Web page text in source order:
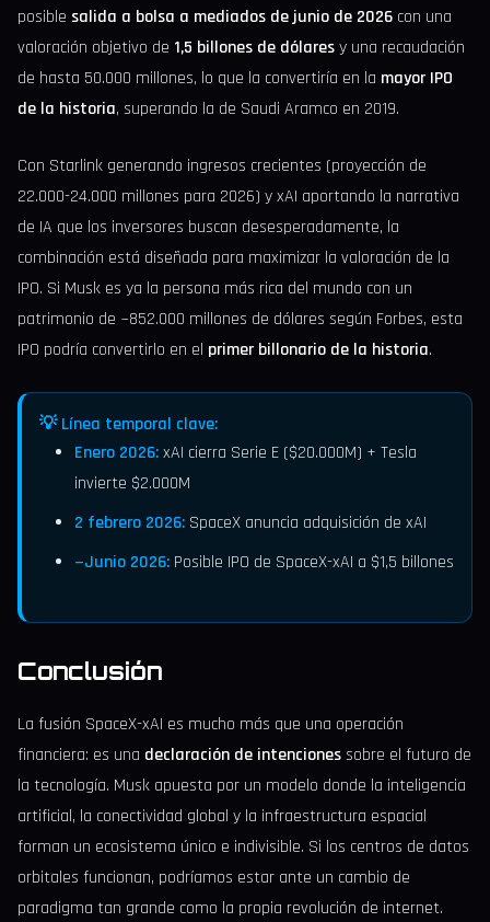
posible salida a bolsa a mediados de junio de 2026 con una
valoración objetivo de 1,5 billones de dólaresy una recaudación
de hasta 50.000 millones, lo que la convertiría en la mayor IPO
de la historia, superando la de Saudi Aramco en 2019.
Con Starlink generando ingresos crecientes (proyección de
22.000-24.000 millones para 2026) y xAI aportando la narrativa
de IA que los inversores buscan desesperadamente, la
combinación está diseñada para maximizar la valoración de la
IPO. Si Musk es ya la persona más rica del mundo con un
patrimonio de ~852.000 millones de dólares según Forbes, esta
IPO podría convertirlo en el primer billonario de la historia.
💡 Línea temporal clave:
Enero 2026:xAI cierra Serie E ($20.000M) + Tesla
invierte $2.000M
2 febrero 2026: SpaceX anuncia adquisición de xAI
~Junio 2026: Posible IPO de SpaceX-xAI a $1,5 billones
Conclusión
La fusión SpaceX-xAI es mucho más que una operación
financiera: es una declaración de intencionessobre el futuro de
la tecnología. Musk apuesta por un modelo donde la inteligencia
artificial, la conectividad global y la infraestructura espacial
forman un ecosistema único e indivisible. Si los centros de datos
orbitales funcionan, podríamos estar ante un cambio de
paradigma tan grande como la propia revolución de internet.